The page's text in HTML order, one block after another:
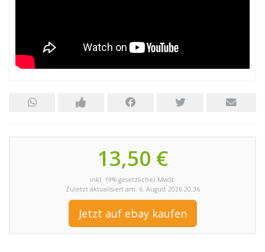
13,50 €
inkl. 19% gesetzlicher MwSt.
Zuletzt aktualisiert am: 6. August 2026 20:36
Jetzt auf ebay kaufen